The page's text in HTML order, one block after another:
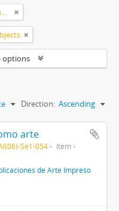
Colección de Publicaciones de Arte Impreso
options
Direction: Ascending
arte
Se1-054
Item
de Arte Impreso